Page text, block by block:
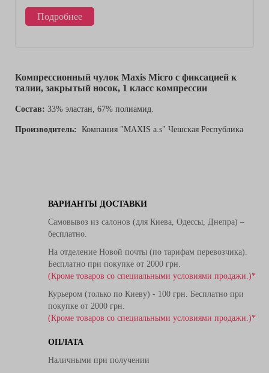
Подробнее
Компрессионный чулок Maxis Micro с фиксацией к
талии, закрытый носок, 1 класс компрессии
Состав: 33% эластан, 67% полиамид.
Производитель: Компания "MAXIS a.s" Чешская Республика
ВАРИАНТЫ ДОСТАВКИ
Самовывоз из салонов (для Киева, Одессы, Днепра) –
бесплатно.
На отделение Новой почты (по тарифам перевозчика).
Бесплатно при покупке от 2000 грн.
(Кроме товаров со специальными условиями продажи.)*
Курьером (только по Киеву) - 100 грн. Бесплатно при
покупке от 2000 грн.
(Кроме товаров со специальными условиями продажи.)*
ОПЛАТА
Наличными при получении